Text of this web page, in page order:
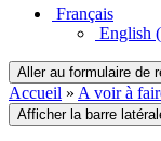
Français
English
Aller au formulaire de
Accueil » A voir à
Afficher la barre